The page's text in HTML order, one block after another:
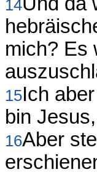
14
mich? Es
15Ich
bin
16Aber